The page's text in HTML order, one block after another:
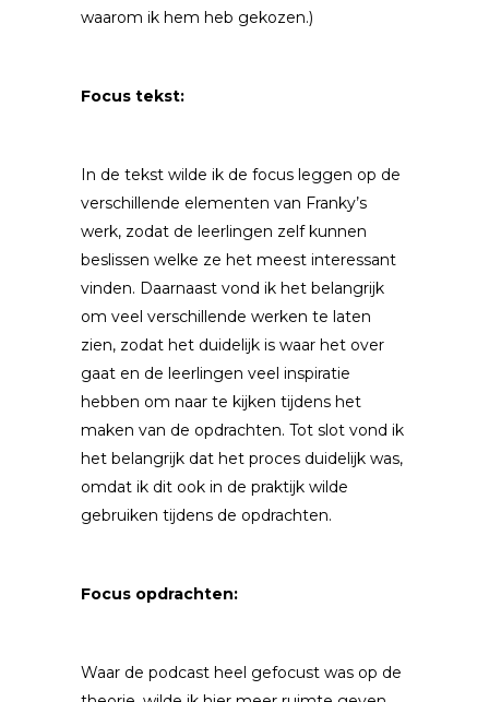
waarom ik hem heb gekozen.)
Focus tekst:
In de tekst wilde ik de focus leggen op de
verschillende elementen van Franky’s
werk, zodat de leerlingen zelf kunnen
beslissen welke ze het meest interessant
vinden. Daarnaast vond ik het belangrijk
om veel verschillende werken te laten
zien, zodat het duidelijk is waar het over
gaat en de leerlingen veel inspiratie
hebben om naar te kijken tijdens het
maken van de opdrachten. Tot slot vond ik
het belangrijk dat het proces duidelijk was,
omdat ik dit ook in de praktijk wilde
gebruiken tijdens de opdrachten.
Focus opdrachten:
Waar de podcast heel gefocust was op de